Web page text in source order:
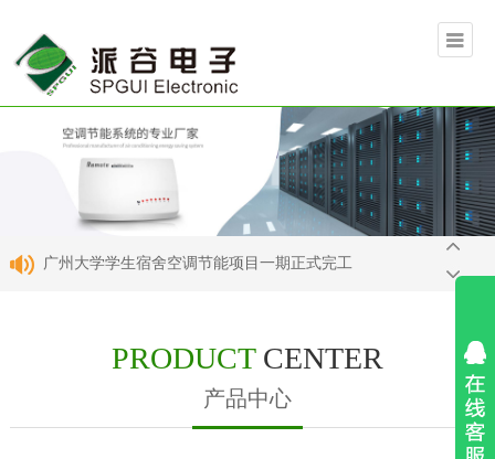
广州大学学生宿舍空调节能项目一期正式完工
广州派谷空调节能系统正式入驻中海物业
PRODUCT CENTER
产品中心